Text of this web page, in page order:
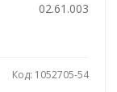
02.61.003
Код: 1052705-54